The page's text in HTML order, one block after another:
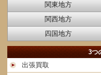
関東地方
関西地方
四国地方
3つ
出張買取